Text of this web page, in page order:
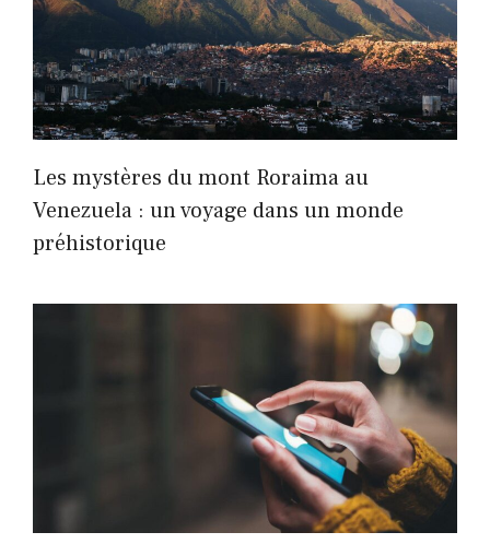
Les mystères du mont Roraima au
Venezuela : un voyage dans un monde
préhistorique